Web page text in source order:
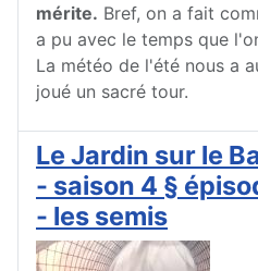
mérite. Bref, on a fait
a pu avec le temps que
La météo de l'été nous a
joué un sacré tour.
Le Jardin sur le
- saison 4 §
- les semis